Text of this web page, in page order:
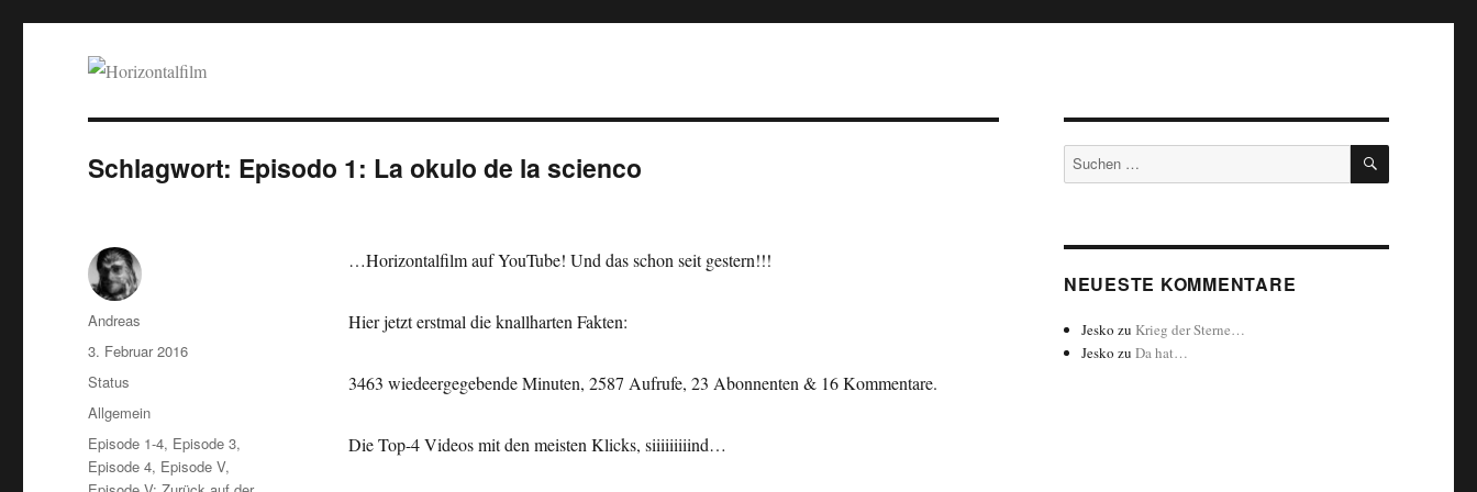
Schlagwort: Episodo 1: La okulo de la scienco
…Horizontalfilm auf YouTube! Und das schon seit gestern!!!
Hier jetzt erstmal die knallharten Fakten:
3463 wiedeergegebende Minuten, 2587 Aufrufe, 23 Abonnenten & 16 Kommentare.
Die Top-4 Videos mit den meisten Klicks, siiiiiiiiind…
Autor
Andreas
Veröffentlicht
am
3. Februar 2016
Format
Status
Kategorien
Allgemein
Schlagwörter
Episode 1-4, Episode 3,
Episode 4, Episode V,
Suchen
nach:
SUCHEN
NEUESTE KOMMENTARE
Jesko zu Krieg der Sterne…
Jesko zuDa hat…